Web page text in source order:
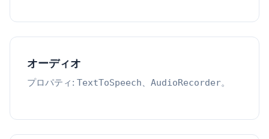
オーディオ
プロパティ: TextToSpeech、 AudioRecorder。